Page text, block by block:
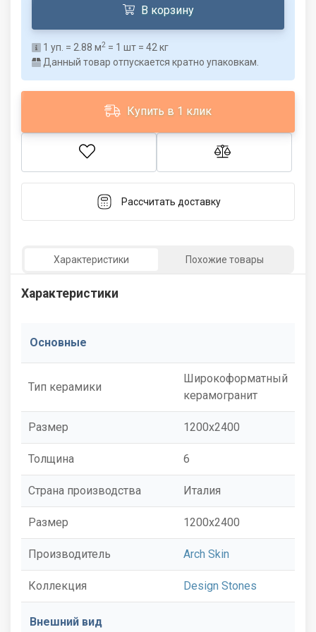
В корзину
1 уп. = 2.88 м2 = 1 шт = 42кг
Данный товар отпускается кратно упаковкам.
Купить в 1 клик
Рассчитать доставку
Характеристики Похожие товары
Характеристики
Основные
Тип керамики
Широкоформатный
керамогранит
Размер 1200x2400
Толщина 6
Страна производства Италия
Размер 1200x2400
Производитель Arch Skin
Коллекция Design Stones
Внешний вид